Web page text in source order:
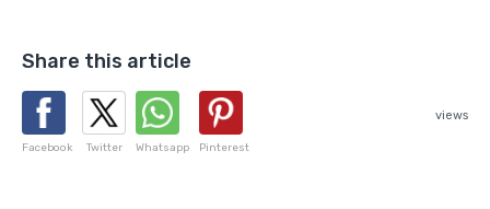
Share this article
Facebook Twitter Whatsapp Pinterest
views